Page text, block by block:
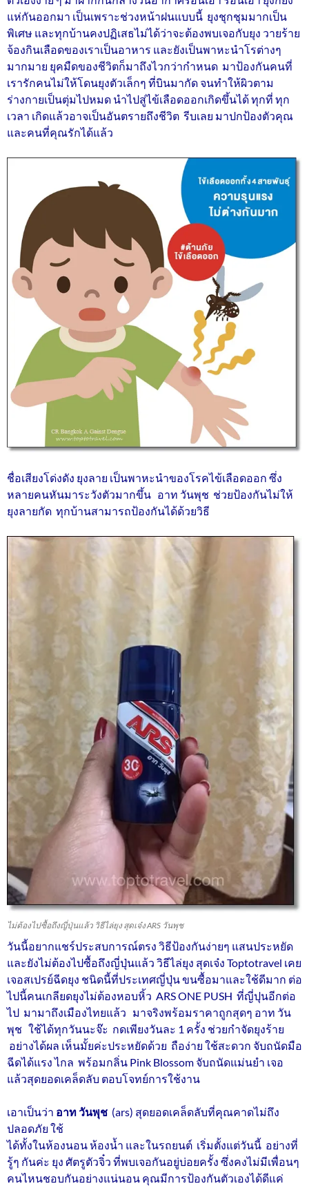
แห่กันออกมา เป็นเพราะช่วงหน้าฝนแบบนี้ ยุงชุกชุมมากเป็น
พิเศษ และทุกบ้านคงปฏิเสธไม่ได้ว่าจะต้องพบเจอกับยุง วายร้าย
จ้องกินเลือดของเราเป็นอาหาร และยังเป็นพาหะนำโรต่างๆ
มากมาย ยุคมืดของชีวิตก็มาถึงไวกว่ากำหนด มาป้องกันคนที่
เรารักคนไม่ให้โดนยุงตัวเล็กๆ ที่บินมากัด จนทำให้ผิวตาม
ร่างกายเป็นตุ่มไปหมด นำไปสู่ไข้เลือดออกเกิดขึ้นได้ ทุกที่ ทุก
เวลา เกิดแล้วอาจเป็นอันตรายถึงชีวิต รีบเลย มาปกป้องตัวคุณ
และคนที่คุณรักได้แล้ว
ชื่อเสียงโด่งดัง ยุงลาย เป็นพาหะนำของโรคไข้เลือดออก ซึ่ง
หลายคนหันมาระวังตัวมากขึ้น อาท วันพุช ช่วยป้องกันไม่ให้
ยุงลายกัด ทุกบ้านสามารถป้องกันได้ด้วยวิธี
ไม่ต้องไปซื้อถึงญี่ปุ่นแล้ว วิธีไล่ยุง สุดเจ๋ง ARS วันพุช
วันนี้อยากแชร์ประสบการณ์ตรง วิธีป้องกันง่ายๆ แสนประหยัด
และยังไม่ต้องไปซื้อถึงญี่ปุ่นแล้ว วิธีไล่ยุง สุดเจ๋ง Toptotravel เคย
เจอสเปรย์ฉีดยุง ชนิดนี้ที่ประเทศญี่ปุ่น ขนซื้อมาและใช้ดีมาก ต่อ
ไปนี้คนเกลียดยุงไม่ต้องหอบหิ้ว ARS ONE PUSH ที่ญี่ปุนอีกต่อ
ไป มามาถึงเมืองไทยแล้ว มาจริงพร้อมราคาถูกสุดๆ อาท วัน
พุช ใช้ได้ทุกวันนะจ๊ะ กดเพียงวันละ 1 ครั้ง ช่วยกำจัดยุงร้าย
อย่างได้ผล เห็นมั้ยค่ะประหยัดด้วย ถือง่าย ใช้สะดวก จับถนัดมือ
ฉีดได้แรง ไกล พร้อมกลิ่น Pink Blossom จับถนัดแม่นยำ เจอ
แล้วสุดยอดเคล็ดลับ ตอบโจทย์การใช้งาน
เอาเป็นว่า อาท วันพุช (ars) สุดยอดเคล็ดลับที่คุณคาดไม่ถึง
ปลอดภัย ใช้
ได้ทั้งในห้องนอน ห้องน้ำ และในรถยนต์ เริ่มตั้งแต่วันนี้ อย่างที่
รู้ๆ กันค่ะ ยุง ศัตรูตัวจิ๋ว ที่พบเจอกันอยู่บ่อยครั้ง ซึ่งคงไม่มีเพื่อนๆ
คนไหนชอบกันอย่างแน่นอน คุณมีการป้องกันตัวเองได้ดีแค่